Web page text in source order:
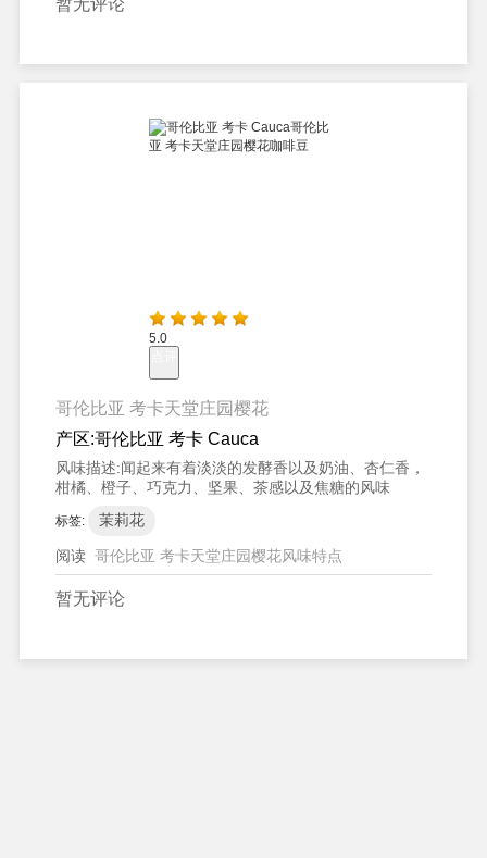
暂无评论
5.0
哥伦比亚 考卡天堂庄园樱花
产区:哥伦比亚 考卡 Cauca
风味描述:闻起来有着淡淡的发酵香以及奶油、杏仁香，
柑橘、橙子、巧克力、坚果、茶感以及焦糖的风味
标签: 茉莉花
阅读 哥伦比亚 考卡天堂庄园樱花风味特点
暂无评论